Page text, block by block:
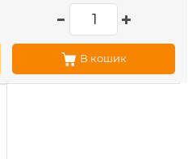
В кошик